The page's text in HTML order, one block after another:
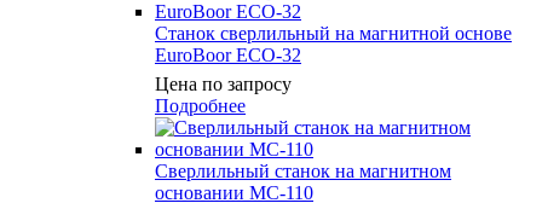
Станок сверлильный на магнитной основе
EuroBoor ECO-32
Цена по запросу
Подробнее
Сверлильный станок на магнитном
основании МС-110